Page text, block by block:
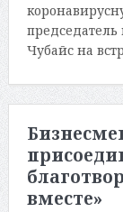
Чубайс на
вместе»